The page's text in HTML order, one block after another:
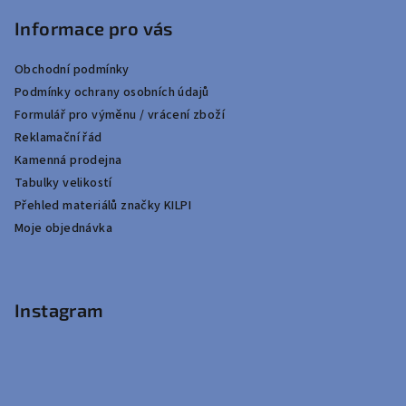
Informace pro vás
Obchodní podmínky
Podmínky ochrany osobních údajů
Formulář pro výměnu / vrácení zboží
Reklamační řád
Kamenná prodejna
Tabulky velikostí
Přehled materiálů značky KILPI
Moje objednávka
Instagram